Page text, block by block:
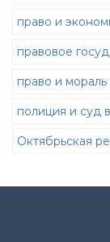
право и
правовое
право и мораль
полиция и суд
Октябрьская